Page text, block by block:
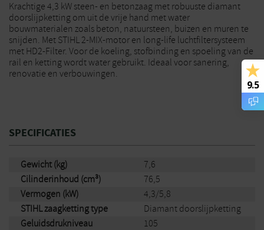
Krachtige 4,3 kW steen- en betonzaag met robuuste diamant
doorslijpketting om uit de vrije hand met water
bouwmaterialen zoals beton, natuursteen, buizen en muren te
snijden. Met STIHL 2-MIX-motor en long-life luchtfiltersysteem
met HD2-Filter. Voor de koeling, stofbinding en spoeling van de
rail en ketting wordt water gebruikt. Ideaal voor sanering,
renovatie en verbouwingen.
SPECIFICATIES
Gewicht (kg)
7,6
Cilinderinhoud (cm³)
76,5
Vermogen (kW)
4,3/5,8
STIHL zaagketting type
Diamant doorslijpketting
Geluidsdrukniveau
105
9.5